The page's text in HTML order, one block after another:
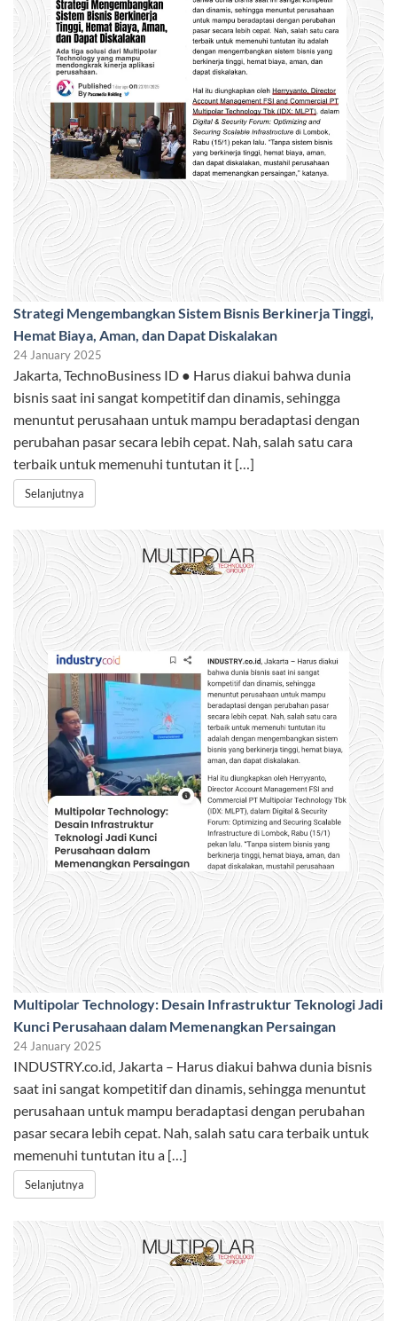
Strategi Mengembangkan Sistem Bisnis Berkinerja Tinggi,
Hemat Biaya, Aman, dan Dapat Diskalakan
24 January 2025
Jakarta, TechnoBusiness ID ● Harus diakui bahwa dunia
bisnis saat ini sangat kompetitif dan dinamis, sehingga
menuntut perusahaan untuk mampu beradaptasi dengan
perubahan pasar secara lebih cepat. Nah, salah satu cara
terbaik untuk memenuhi tuntutan it […]
Selanjutnya
Multipolar Technology: Desain Infrastruktur Teknologi Jadi
Kunci Perusahaan dalam Memenangkan Persaingan
24 January 2025
INDUSTRY.co.id, Jakarta – Harus diakui bahwa dunia bisnis
saat ini sangat kompetitif dan dinamis, sehingga menuntut
perusahaan untuk mampu beradaptasi dengan perubahan
pasar secara lebih cepat. Nah, salah satu cara terbaik untuk
memenuhi tuntutan itu a […]
Selanjutnya